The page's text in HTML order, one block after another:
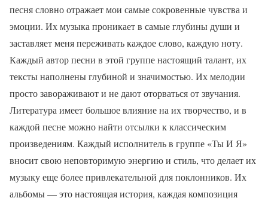
песня словно отражает мои самые сокровенные чувства и
эмоции. Их музыка проникает в самые глубины души и
заставляет меня переживать каждое слово, каждую ноту.
Каждый автор песни в этой группе настоящий талант, их
тексты наполнены глубиной и значимостью. Их мелодии
просто завораживают и не дают оторваться от звучания.
Литература имеет большое влияние на их творчество, и в
каждой песне можно найти отсылки к классическим
произведениям. Каждый исполнитель в группе «Ты И Я»
вносит свою неповторимую энергию и стиль, что делает их
музыку еще более привлекательной для поклонников. Их
альбомы — это настоящая история, каждая композиция